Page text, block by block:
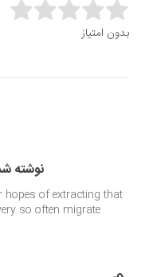
Rate this item:
بدون امتیاز
نوشته
hopes of extracting that
so often migrate...